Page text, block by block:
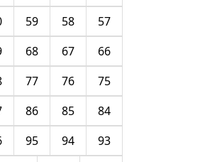
57
58
59
66
67
68
75
76
77
84
85
86
93
94
95